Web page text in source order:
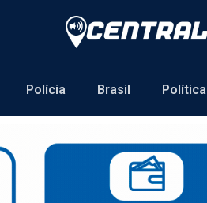
Polícia Brasil Política